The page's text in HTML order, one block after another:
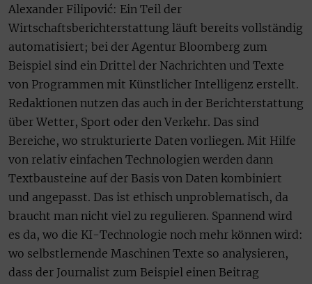
Alexander Filipović: Ein Teil der
Wirtschaftsberichterstattung läuft bereits vollständig
automatisiert; bei der Agentur Bloomberg zum
Beispiel sind ein Drittel der Nachrichten und Texte
von Programmen mit Künstlicher Intelligenz erstellt.
Redaktionen nutzen das auch in der Berichterstattung
über Wetter, Sport oder den Verkehr. Das sind
Bereiche, wo strukturierte Daten vorliegen. Mit Hilfe
von relativ einfachen Technologien werden dann
Textbausteine auf der Basis von Daten kombiniert
und angepasst. Das ist ethisch unproblematisch, da
braucht man nicht viel zu regulieren. Spannend wird
es da, wo die KI-Technologie noch mehr können wird:
wo selbstlernende Maschinen Texte so analysieren,
dass der Journalist zum Beispiel einen Beitrag